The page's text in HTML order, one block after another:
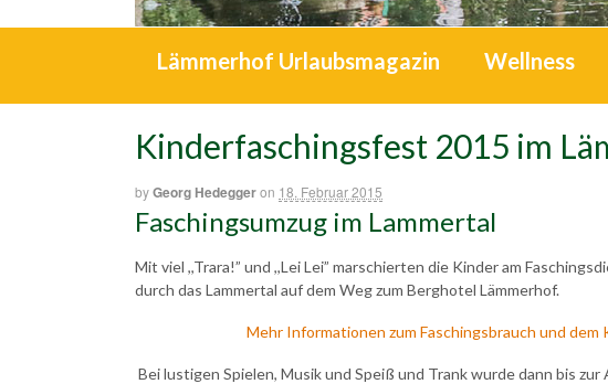
Lämmerhof Urlaubsmagazin Wellness
Kinderfaschingsfest 2015 im
byGeorg Hedeggeron 18. Februar 2015
Faschingsumzug im Lammertal
Mit viel ,,Trara!” und ,,Lei Lei” marschierten die Kinder am
durch das Lammertal auf dem Weg zum Berghotel Lämmerhof.
Mehr Informationen zum Faschingsbrauch und dem
Bei lustigen Spielen, Musik und Speiß und Trank wurde dann bis